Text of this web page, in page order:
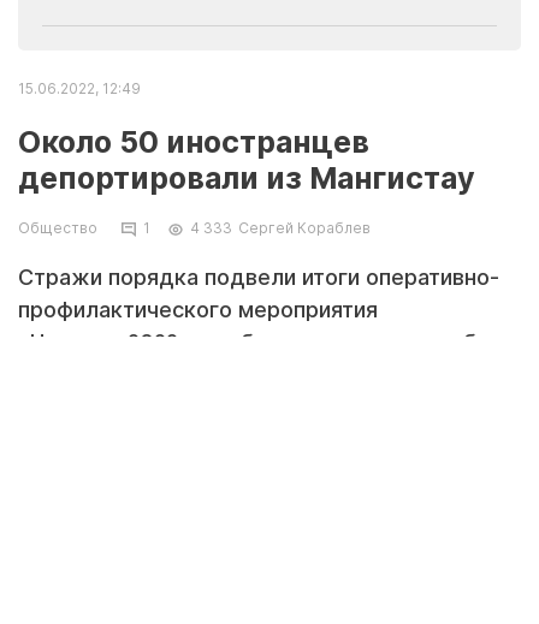
15.06.2022, 12:49
Около 50 иностранцев
депортировали из Мангистау
Общество 1 4 333 Сергей Кораблев
Стражи порядка подвели итоги оперативно-
профилактического мероприятия
«Нелегал-2022», сообщили в пресс-службе